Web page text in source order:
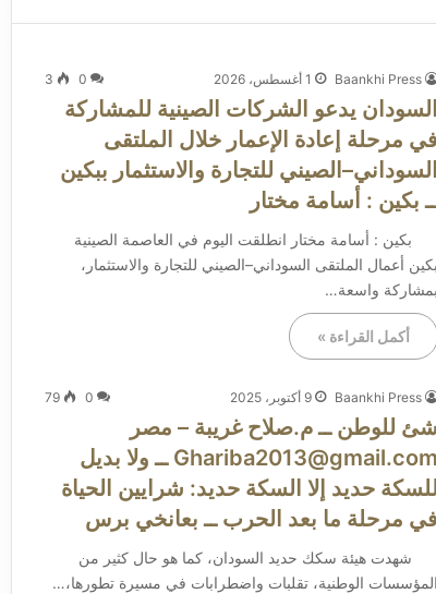
Baankhi Press 1 أغسطس، 2026 0
3
السودان يدعو الشركات الصينية للمشاركة
في مرحلة إعادة الإعمار خلال الملتقى
السوداني–الصيني للتجارة والاستثمار ببكين
بكين : أسامة مختار
بكين : أسامة مختار انطلقت اليوم في العاصمة الصينية
بكين أعمال الملتقى السوداني–الصيني للتجارة والاستثمار،
بمشاركة واسعة…
أكمل القراءة »
Baankhi Press 9 أكتوبر، 2025 0
79
شئ للوطن ــ م.صلاح غريبة – مصر
Ghariba2013@gmail.com ــ ولا بديل
للسكة حديد إلا السكة حديد: شرايين الحياة
في مرحلة ما بعد الحرب ــ بعانخي برس
شهدت هيئة سكك حديد السودان، كما هو حال كثير من
المؤسسات الوطنية، تقلبات واضطرابات في مسيرة تطورها،…